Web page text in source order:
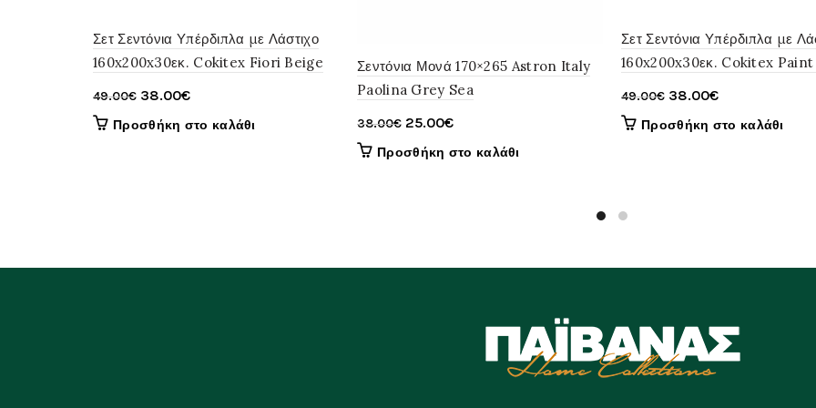
Σετ Σεντόνια Υπέρδιπλα με Λάστιχο
160x200x30εκ. Cokitex Fiori Beige
49.00€ Original
price
38.00€Η
τρέχουσα
Προσθήκη στο καλάθι
Σεντόνια Μονά 170×265 Astron Italy
Paolina Grey Sea
38.00€ Original
price
25.00€Η
τρέχουσα
Προσθήκη στο καλάθι
Σετ Σεντόνια Υπέρδιπλα με
160x200x30εκ. Cokitex
49.00€ Original
price
38.00€Η
τρέχουσα
Προσθήκη στο καλάθι